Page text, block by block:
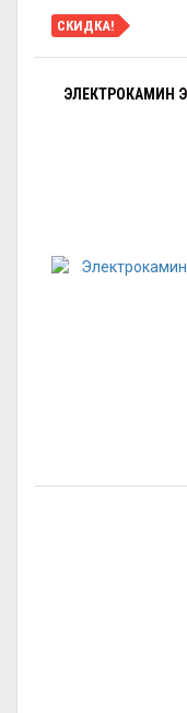
СКИДКА!
ЭЛЕКТРОКАМИН